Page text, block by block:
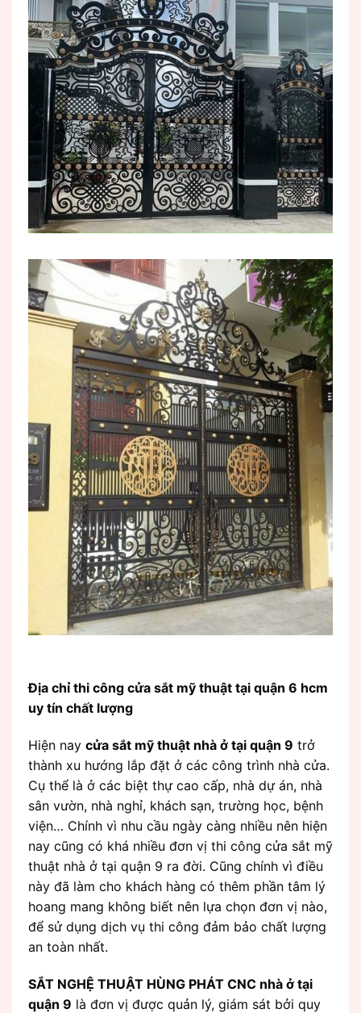
Địa chỉ thi công cửa sắt mỹ thuật tại quận 6 hcm
uy tín chất lượng
Hiện nay cửa sắt mỹ thuật nhà ở tại quận 9 trở
thành xu hướng lắp đặt ở các công trình nhà cửa.
Cụ thể là ở các biệt thự cao cấp, nhà dự án, nhà
sân vườn, nhà nghỉ, khách sạn, trường học, bệnh
viện… Chính vì nhu cầu ngày càng nhiều nên hiện
nay cũng có khá nhiều đơn vị thi công cửa sắt mỹ
thuật nhà ở tại quận 9 ra đời. Cũng chính vì điều
này đã làm cho khách hàng có thêm phần tâm lý
hoang mang không biết nên lựa chọn đơn vị nào,
để sử dụng dịch vụ thi công đảm bảo chất lượng
an toàn nhất.
SẮT NGHỆ THUẬT HÙNG PHÁT CNC nhà ở tại
quận 9 là đơn vị được quản lý, giám sát bởi quy